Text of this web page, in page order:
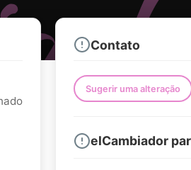
Contato
Sugerir uma alteração
elCambiador